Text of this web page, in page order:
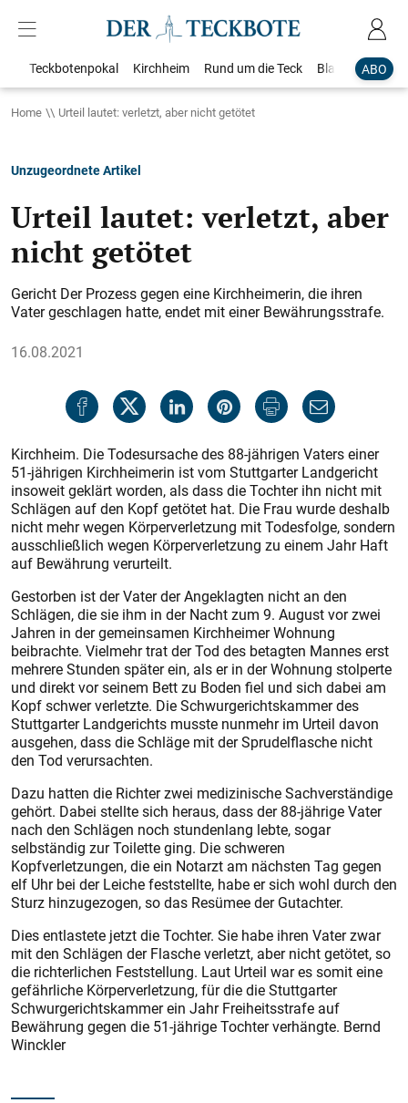
ABO
Teckbotenpokal Kirchheim Rund um die Teck Blaulicht
Home Urteil lautet: verletzt, aber nicht getötet
Unzugeordnete Artikel
Urteil lautet: verletzt, aber
nicht getötet
Gericht Der Prozess gegen eine Kirchheimerin, die ihren
Vater geschlagen hatte, endet mit einer Bewährungsstrafe.
16.08.2021
Kirchheim. Die Todesursache des 88-jährigen Vaters einer
51-jährigen Kirchheimerin ist vom Stuttgarter Landgericht
insoweit geklärt worden, als dass die Tochter ihn nicht mit
Schlägen auf den Kopf getötet hat. Die Frau wurde deshalb
nicht mehr wegen Körperverletzung mit Todesfolge, sondern
ausschließlich wegen Körperverletzung zu einem Jahr Haft
auf Bewährung verurteilt.
Gestorben ist der Vater der Angeklagten nicht an den
Schlägen, die sie ihm in der Nacht zum 9. August vor zwei
Jahren in der gemeinsamen Kirchheimer Wohnung
beibrachte. Vielmehr trat der Tod des betagten Mannes erst
mehrere Stunden später ein, als er in der Wohnung stolperte
und direkt vor seinem Bett zu Boden fiel und sich dabei am
Kopf schwer verletzte. Die Schwurgerichtskammer des
Stuttgarter Landgerichts musste nunmehr im Urteil davon
ausgehen, dass die Schläge mit der Sprudelflasche nicht
den Tod verursachten.
Dazu hatten die Richter zwei medizinische Sachverständige
gehört. Dabei stellte sich heraus, dass der 88-jährige Vater
nach den Schlägen noch stundenlang lebte, sogar
selbständig zur Toilette ging. Die schweren
Kopfverletzungen, die ein Notarzt am nächsten Tag gegen
elf Uhr bei der Leiche feststellte, habe er sich wohl durch den
Sturz hinzugezogen, so das Resümee der Gutachter.
Dies entlastete jetzt die Tochter. Sie habe ihren Vater zwar
mit den Schlägen der Flasche verletzt, aber nicht getötet, so
die richterlichen Feststellung. Laut Urteil war es somit eine
gefährliche Körperverletzung, für die die Stuttgarter
Schwurgerichtskammer ein Jahr Freiheitsstrafe auf
Bewährung gegen die 51-jährige Tochter verhängte. Bernd
Winckler